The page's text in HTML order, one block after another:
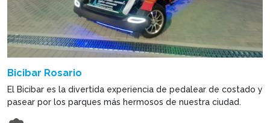
Bicibar Rosario
El Bicibar es la divertida experiencia de pedalear de costado y
pasear por los parques más hermosos de nuestra ciudad.